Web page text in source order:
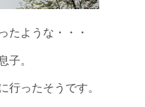
たような・・・
子。
行ったそうです。